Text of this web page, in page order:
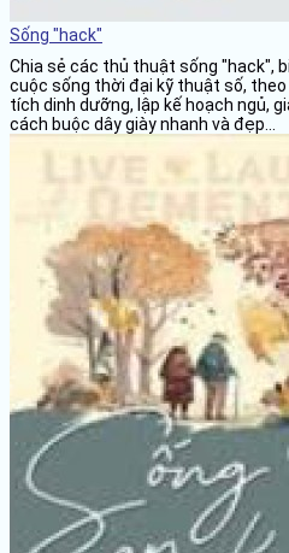
Sống "hack"
Chia sẻ các thủ thuật sống "hack",
cuộc sống thời đại kỹ thuật số,
tích dinh dưỡng, lập kế hoạch ngủ,
cách buộc dây giày nhanh và đẹp...